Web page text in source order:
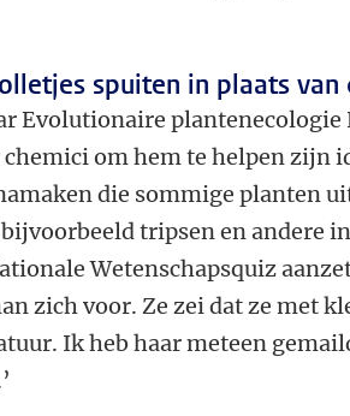
spuiten in plaats
Evolutionaire
chemici om hem te helpen zijn
die sommige planten
tripsen en andere
Wetenschapsquiz
zich voor. Ze zei dat ze met
Ik heb haar meteen